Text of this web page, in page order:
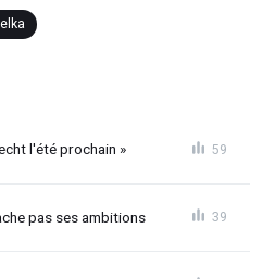
l'été prochain » 59
pas ses ambitions 39